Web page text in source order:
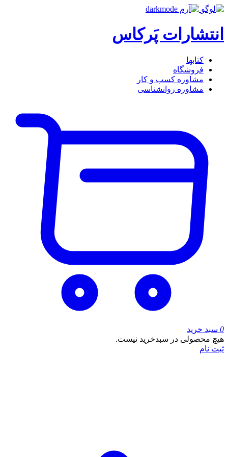
انتشارات پَرکاس
کتاب‎ها
فروشگاه
مشاوره کسب و کار
مشاوره روان‎شناسی
0 سبد خرید
هیچ محصولی در سبدخرید نیست.
ثبت نام